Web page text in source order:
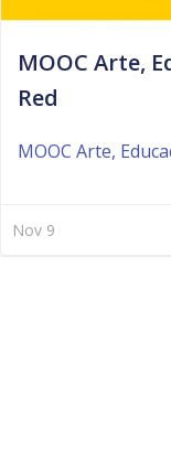
MOOC Arte,
Red
MOOC Arte,
Nov 9